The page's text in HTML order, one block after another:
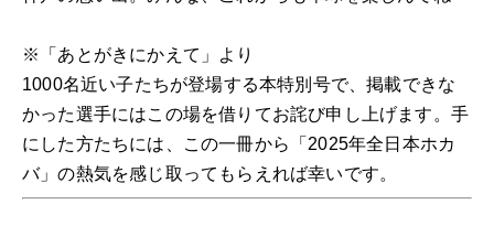
※「あとがきにかえて」より
1000名近い子たちが登場する本特別号で、掲載できな
かった選手にはこの場を借りてお詫び申し上げます。手
にした方たちには、この一冊から「2025年全日本ホカ
バ」の熱気を感じ取ってもらえれば幸いです。